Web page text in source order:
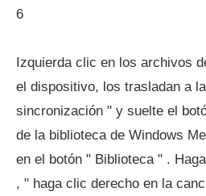
6
Izquierda clic en los archivos
el dispositivo, los trasladan a
sincronización " y suelte el
de la biblioteca de Windows
en el botón " Biblioteca " .
, " haga clic derecho en la